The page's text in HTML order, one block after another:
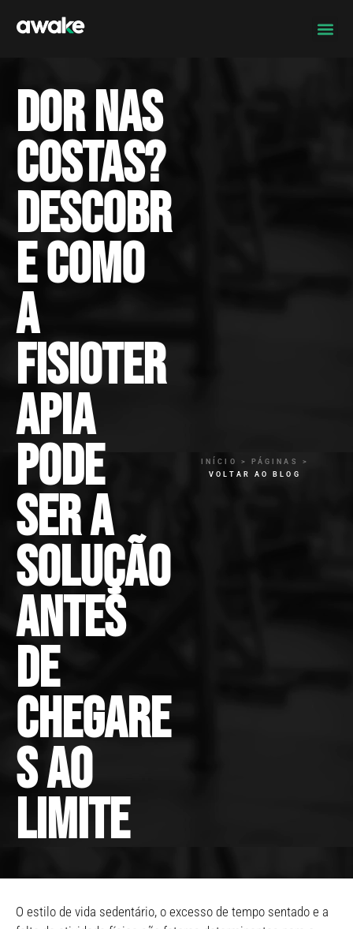
Dor nas
costas?
Descobr
e como
a
fisioter
apia
pode
ser a
solução
antes
de
chegare
s ao
limite
INÍCIO > PÁGINAS >
VOLTAR AO BLOG
O estilo de vida sedentário, o excesso de tempo sentado e a